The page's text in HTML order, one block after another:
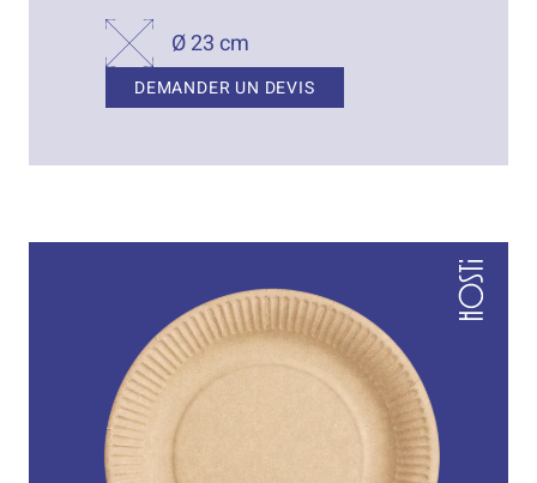
Ø 23 cm
DEMANDER UN DEVIS